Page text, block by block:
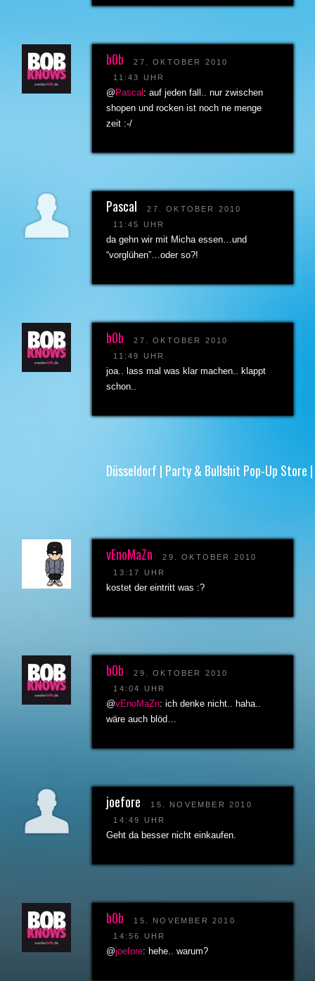
b0b
27. OKTOBER 2010
11:43 UHR
@ Pascal : auf jeden fall.. nur zwischen
shopen und rocken ist noch ne menge
zeit :-/
Pascal
27. OKTOBER 2010
11:45 UHR
da gehn wir mit Micha essen…und
“vorglühen”…oder so?!
b0b
27. OKTOBER 2010
11:49 UHR
joa.. lass mal was klar machen.. klappt
schon..
Düsseldorf | Party & Bullshit Pop-Up Store
vEnoMaZn
29. OKTOBER 2010
13:17 UHR
kostet der eintritt was :?
b0b
29. OKTOBER 2010
14:04 UHR
@vEnoMaZn: ich denke nicht.. haha..
wäre auch blöd…
joefore
15. NOVEMBER 2010
14:49 UHR
Geht da besser nicht einkaufen.
b0b
15. NOVEMBER 2010
14:56 UHR
@joefore: hehe.. warum?